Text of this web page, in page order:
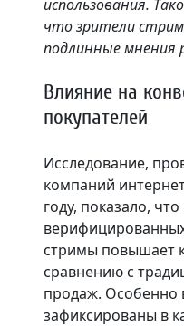
использования.
что зрители
подлинные мнения
Влияние на
покупателей
Исследование,
компаний
году, показало,
стримы повышает
сравнению с
продаж. Особенно
зафиксированы в